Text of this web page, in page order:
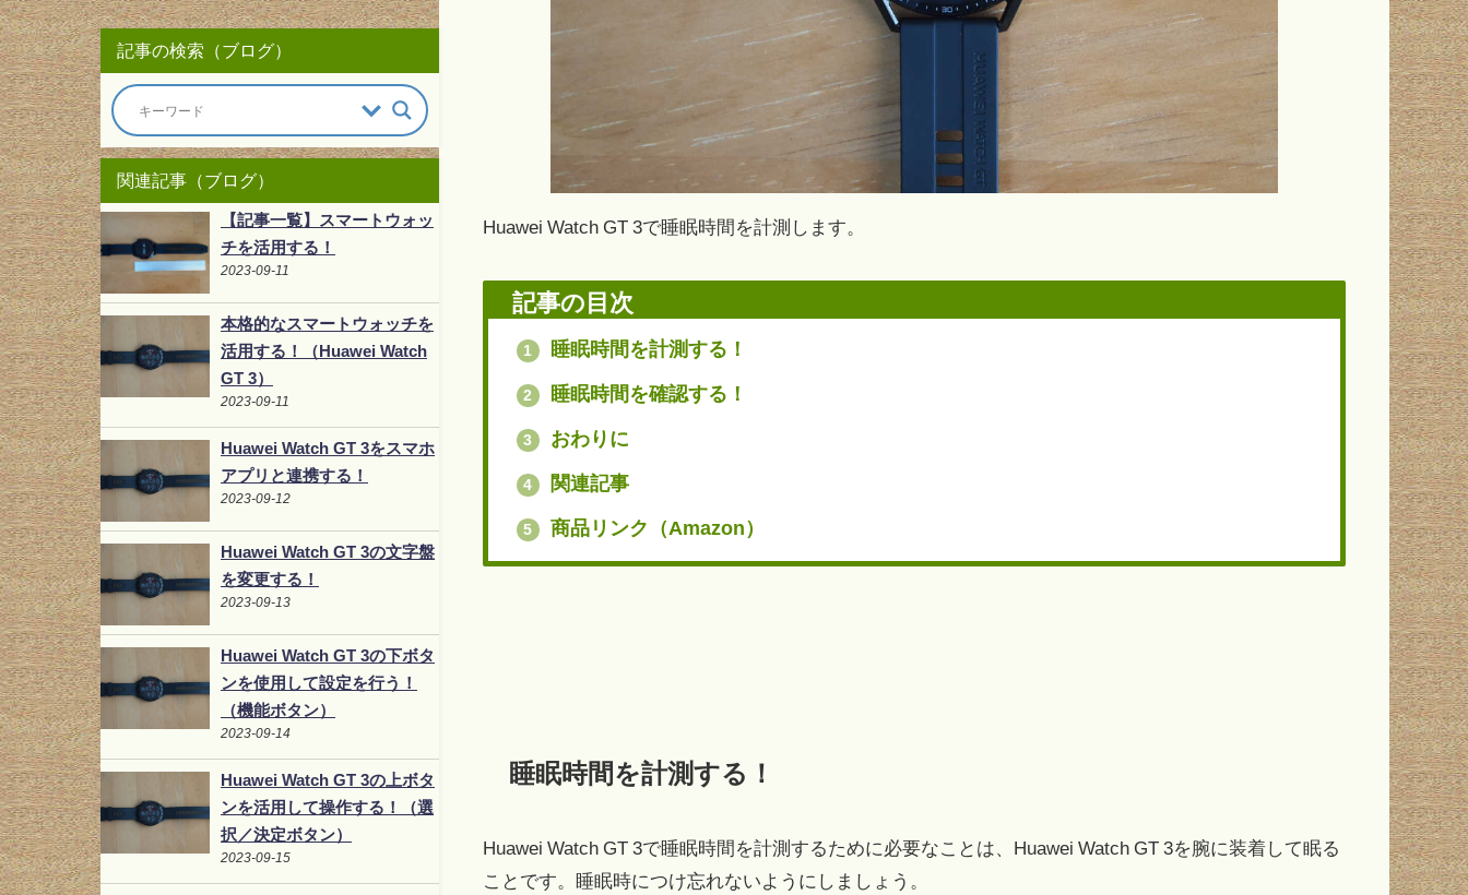
Huawei Watch GT 3で睡眠時間を計測します。
記事の目次
1 睡眠時間を計測する！
2 睡眠時間を確認する！
3 おわりに
4 関連記事
5 商品リンク（Amazon）
睡眠時間を計測する！
Huawei Watch GT 3で睡眠時間を計測するために必要なことは、Huawei Watch GT 3を腕に装着して眠る
ことです。睡眠時につけ忘れないようにしましょう。
記事の検索（ブログ）
関連記事（ブログ）
【記事一覧】スマートウォッ
チを活用する！
2023-09-11
本格的なスマートウォッチを
活用する！（Huawei Watch
GT 3）
2023-09-11
Huawei Watch GT 3をスマホ
アプリと連携する！
2023-09-12
Huawei Watch GT 3の文字盤
を変更する！
2023-09-13
Huawei Watch GT 3の下ボタ
ンを使用して設定を行う！
（機能ボタン）
2023-09-14
Huawei Watch GT 3の上ボタ
ンを活用して操作する！（選
択／決定ボタン）
2023-09-15